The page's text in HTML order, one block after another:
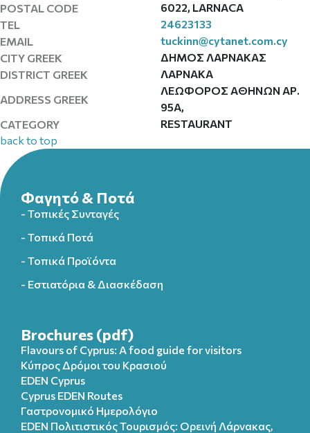
POSTAL CODE
6022, LARNACA
TEL
24623133
EMAIL
tuckinn@cytanet.com.cy
CITY GREEK
ΔΗΜΟΣ ΛΑΡΝΑΚΑΣ
DISTRICT GREEK
ΛΑΡΝΑΚΑ
ADDRESS GREEK
ΛΕΩΦΟΡΟΣ ΑΘΗΝΩΝ ΑΡ.
95A,
CATEGORY
RESTAURANT
back to top
Φαγητό & Ποτά
- Τοπικές Συνταγές
- Τοπικά Ποτά
- Τοπικά Προϊόντα
- Εστιατόρια & Διασκέδαση
Brochures (pdf)
Flavours of Cyprus: A food guide for visitors
Κύπρος Δρόμοι του Κρασιού
EDEN Cyprus
Cyprus EDEN Routes
Γαστρονομικό Ημερολόγιο
EDEN Πολιτιστικός Τουρισμός: Ορεινή Λάρνακας,